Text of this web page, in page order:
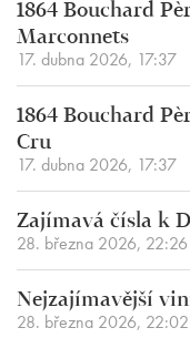
1864 Bouchard
Marconnets
17. dubna 2026, 17:37
1864 Bouchard
Cru
17. dubna 2026, 17:37
Zajímavá čísla k
28. března 2026, 22:26
Nejzajímavější
28. března 2026, 22:02